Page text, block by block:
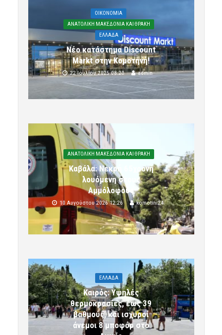
OIKONOMIA
ΑΝΑΤΟΛΙΚΗ ΜΑΚΕΔΟΝΙΑ ΚΑΙ ΘΡΑΚΗ
ΕΛΛΑΔΑ
Νέο κατάστημα Discount
Markt στην Κομοτηνή!
22 Ιουλίου 2025 08:20 admin
ΑΝΑΤΟΛΙΚΗ ΜΑΚΕΔΟΝΙΑ ΚΑΙ ΘΡΑΚΗ
Καβάλα: Νεκρή 65χρονη
λουόμενη στους
Αμμόλοφους
10 Αυγούστου 2026 12:26 komotini24
ΕΛΛΑΔΑ
Καιρός: Υψηλές
θερμοκρασίες, έως 39
βαθμούς, και ισχυροί
άνεμοι 8 μποφόρ στο